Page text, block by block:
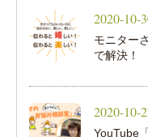
2020-10-
モニター
で解決！
2020-10-
YouTube